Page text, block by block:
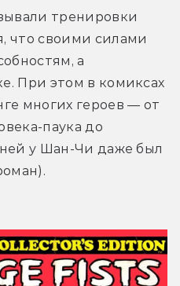
тренировки
что своими силами
а
При этом в комиксах
многих героев — от
паука до
у Шан-Чи даже был